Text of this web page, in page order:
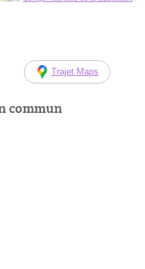
Trajet Maps
commun